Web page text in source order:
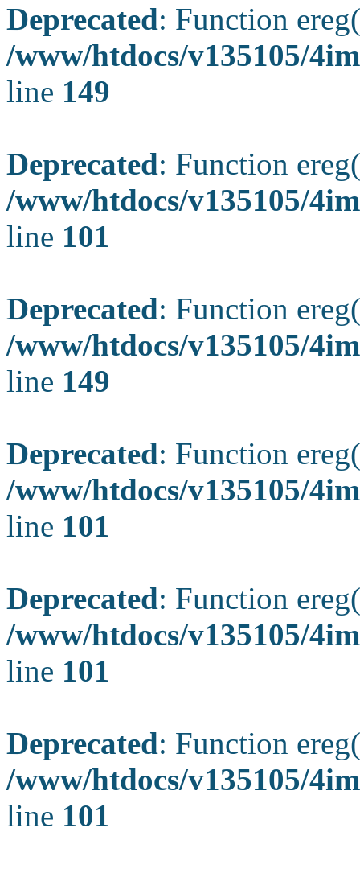
Deprecated: Function
/www/htdocs/v135105/
line 149
Deprecated: Function
/www/htdocs/v135105/
line 101
Deprecated: Function
/www/htdocs/v135105/
line 149
Deprecated: Function
/www/htdocs/v135105/
line 101
Deprecated: Function
/www/htdocs/v135105/
line 101
Deprecated: Function
/www/htdocs/v135105/
line 101